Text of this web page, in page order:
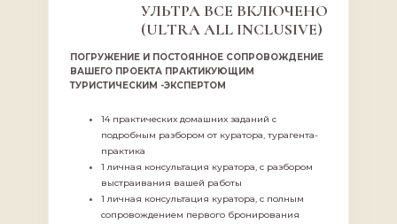
УЛЬТРА ВСЕ ВКЛЮЧЕНО
(ULTRA ALL INCLUSIVE)
ПОГРУЖЕНИЕ И ПОСТОЯННОЕ СОПРОВОЖДЕНИЕ
ВАШЕГО ПРОЕКТА ПРАКТИКУЮЩИМ
ТУРИСТИЧЕСКИМ -ЭКСПЕРТОМ
14 практических домашних заданий с
подробным разбором от куратора, турагента-
практика
1 личная консультация куратора, с разбором
выстраивания вашей работы
1 личная консультация куратора, с полным
сопровождением первого бронирования